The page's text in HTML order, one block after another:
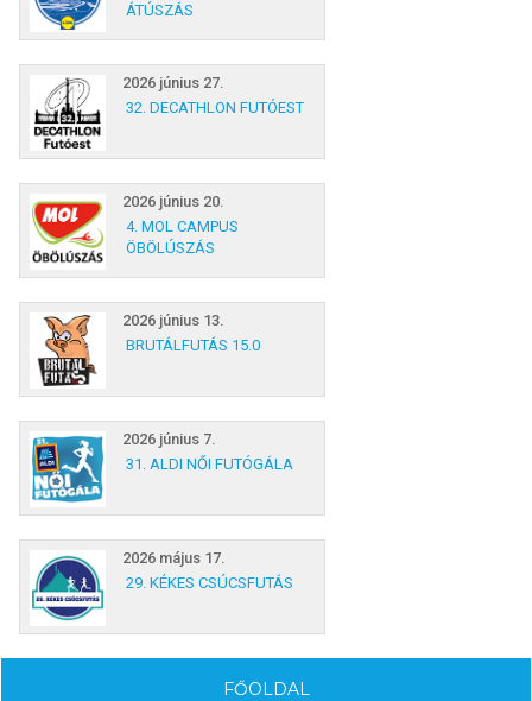
ÁTÚSZÁS
2026 június 27.
32. DECATHLON FUTÓEST
2026 június 20.
4. MOL CAMPUS
ÖBÖLÚSZÁS
2026 június 13.
BRUTÁLFUTÁS 15.0
2026 június 7.
31. ALDI NŐI FUTÓGÁLA
2026 május 17.
29. KÉKES CSÚCSFUTÁS
FŐOLDAL